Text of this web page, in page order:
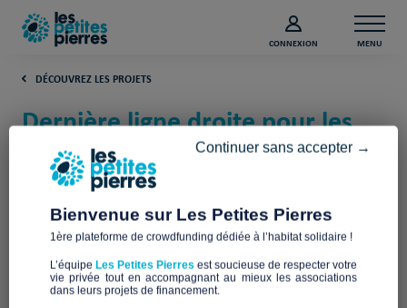
CONNEXION MENU
DÉCOUVREZ LES PROJETS
Dernière ligne droite pour les
Maisons de la Dignité (Indre-et-
Loire)
Les Maisons de la Dignité
Bienvenue sur Les Petites Pierres
1ère plateforme de crowdfunding dédiée à l’habitat solidaire !
L’équipe Les Petites Pierres est soucieuse de respecter votre
vie privée tout en accompagnant au mieux les associations
dans leurs projets de financement.
Continuer sans accepter →